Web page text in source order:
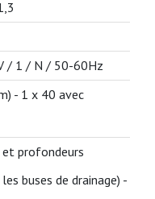
/ 1 / N / 50-60Hz
- 1 x 40 avec
et profondeurs
buses de drainage) -